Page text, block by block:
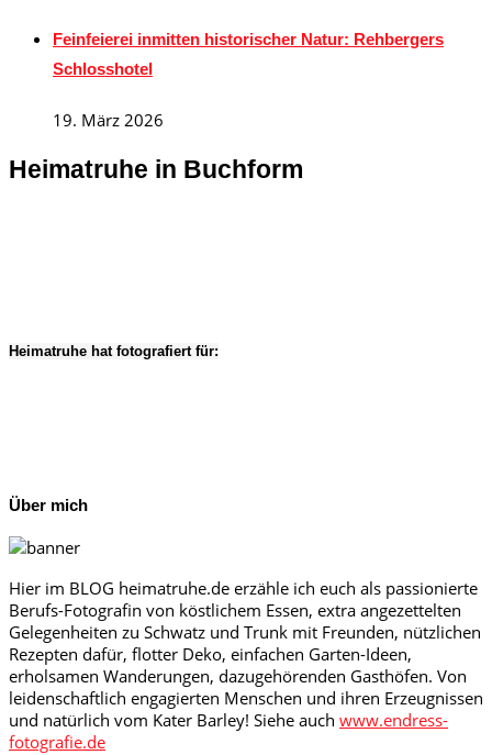
Feinfeierei inmitten historischer Natur: Rehbergers
Schlosshotel
19. März 2026
Heimatruhe in Buchform
Heimatruhe hat fotografiert für:
Über mich
Hier im BLOG heimatruhe.de erzähle ich euch als passionierte
Berufs-Fotografin von köstlichem Essen, extra angezettelten
Gelegenheiten zu Schwatz und Trunk mit Freunden, nützlichen
Rezepten dafür, flotter Deko, einfachen Garten-Ideen,
erholsamen Wanderungen, dazugehörenden Gasthöfen. Von
leidenschaftlich engagierten Menschen und ihren Erzeugnissen
und natürlich vom Kater Barley! Siehe auch www.endress-
fotografie.de